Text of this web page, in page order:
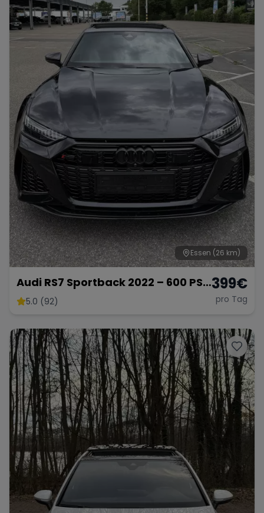
Essen (26 km)
Audi RS7 Sportback 2022 – 600 PS
Performance-Coupé
5.0 (92)
399€
pro Tag